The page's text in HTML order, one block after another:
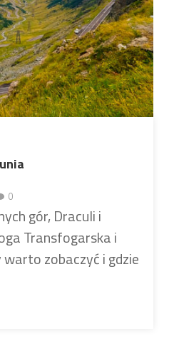
0
gór, Draculi i
Transfogarska i
zobaczyć i gdzie